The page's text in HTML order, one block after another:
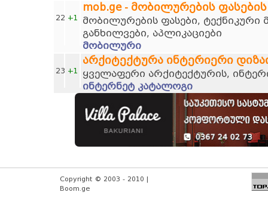
22 +1
mob.ge - მობილურების
მობილურების ფასები, ტექნიკური
განხილვები, აპლიკაციები
მობილური
23 +1
არქიტექტურა ინტერიერი
ყველაფერი არქიტექტურის,
ინტერნეტ კატალოგი
Copyright © 2003 - 2010 |
Boom.ge